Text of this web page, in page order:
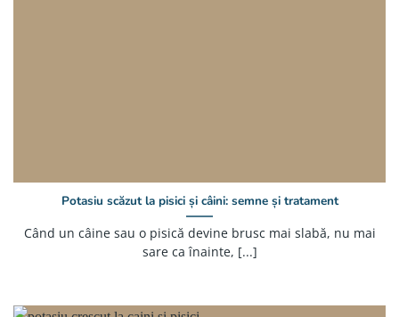
Potasiu scăzut la pisici și câini: semne și tratament
Când un câine sau o pisică devine brusc mai slabă, nu mai
sare ca înainte, [...]